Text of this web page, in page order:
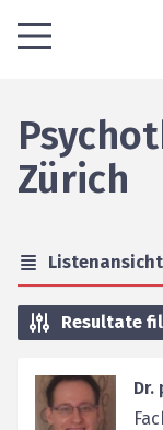
Zürich
Listenansicht
Resultate
Dr.